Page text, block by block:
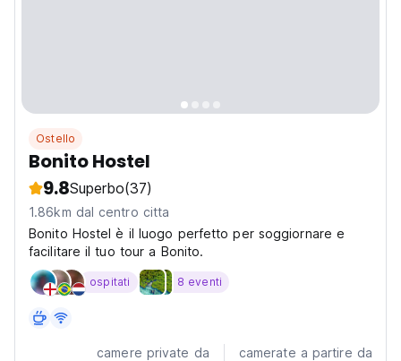
Ostello
Bonito Hostel
9.8Superbo(37)
1.86km dal centro citta
Bonito Hostel è il luogo perfetto per soggiornare e
facilitare il tuo tour a Bonito.
ospitati 8 eventi
camere private da camerate a partire da